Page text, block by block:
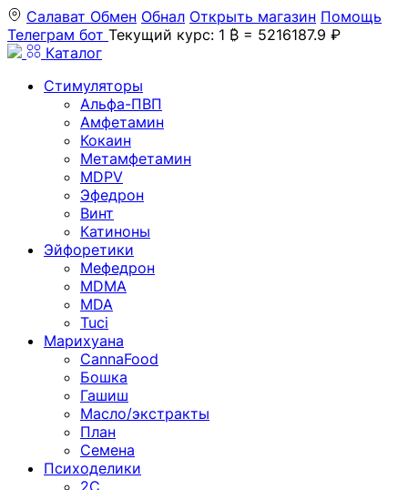
Салават Обмен Обнал Открыть магазин Помощь
Телеграм бот Текущий курс: 1 ₿ = 5216187.9 ₽
Каталог
Стимуляторы
Альфа-ПВП
Амфетамин
Кокаин
Метамфетамин
MDPV
Эфедрон
Винт
Катиноны
Эйфоретики
Мефедрон
MDMA
MDA
Tuci
Марихуана
CannaFood
Бошка
Гашиш
Масло/экстракты
План
Семена
Психоделики
2C